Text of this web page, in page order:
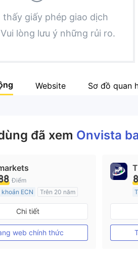
thấy giấy phép giao dịch
lòng lưu ý những rủi ro.
Website Sơ đồ quan
đã xem Onvista
Điểm
khoản ECN
Trên 20 năm
ký tại Nước Úc
Chính thức
Chi tiết
web chính thức